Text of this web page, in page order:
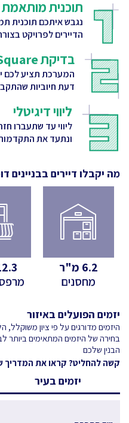
תוכנית
הדיירים לפרויקט
בדיקת CitySquare
המערכת תציע לכם
דעת חיוביות
ליווי דיגיטלי
ליווי עד שתעברו
ונתעד את
מה יקבלו דיירים בבניינים
6.2 מ"ר
מחסנים
יזמים הפועלים באיזור
היזמים מדורגים על פי ציון
בחירה של היזמים המתאימים ביותר
הבנין שלכם
קשה להחליט? קראו את המדריך
יזמים בעיר